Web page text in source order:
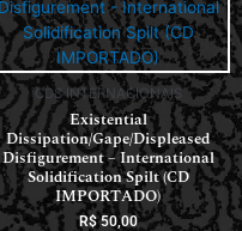
CDS INTERNACIONAIS
Existential
Dissipation/Gape/Displeased
Disfigurement – International
Solidification Spilt (CD
IMPORTADO)
R$50,00